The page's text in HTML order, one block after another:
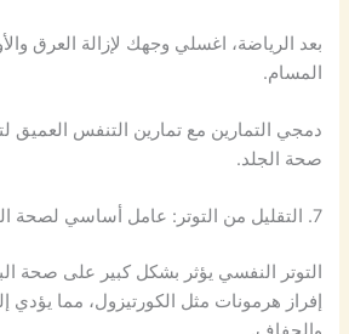
بعد الرياضة، اغسلي وجهك لإزالة العرق
المسام.
دمجي التمارين مع تمارين التنفس العميق
صحة الجلد.
7. التقليل من التوتر: عامل أساسي لصحة البشرة
التوتر النفسي يؤثر بشكل كبير على صحة
إفراز هرمونات مثل الكورتيزول، مما